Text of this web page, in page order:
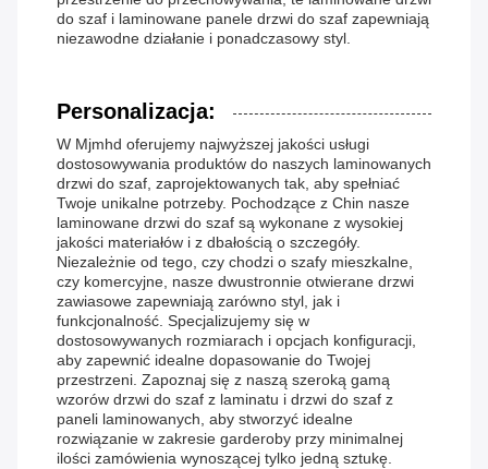
do szaf i laminowane panele drzwi do szaf zapewniają
niezawodne działanie i ponadczasowy styl.
Personalizacja:
W Mjmhd oferujemy najwyższej jakości usługi
dostosowywania produktów do naszych laminowanych
drzwi do szaf, zaprojektowanych tak, aby spełniać
Twoje unikalne potrzeby. Pochodzące z Chin nasze
laminowane drzwi do szaf są wykonane z wysokiej
jakości materiałów i z dbałością o szczegóły.
Niezależnie od tego, czy chodzi o szafy mieszkalne,
czy komercyjne, nasze dwustronnie otwierane drzwi
zawiasowe zapewniają zarówno styl, jak i
funkcjonalność. Specjalizujemy się w
dostosowywanych rozmiarach i opcjach konfiguracji,
aby zapewnić idealne dopasowanie do Twojej
przestrzeni. Zapoznaj się z naszą szeroką gamą
wzorów drzwi do szaf z laminatu i drzwi do szaf z
paneli laminowanych, aby stworzyć idealne
rozwiązanie w zakresie garderoby przy minimalnej
ilości zamówienia wynoszącej tylko jedną sztukę.